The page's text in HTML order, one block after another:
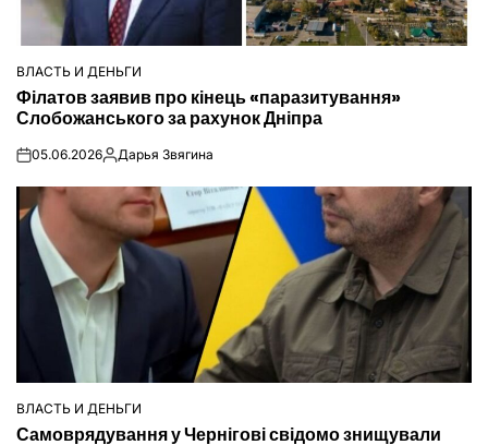
ОПУБЛІКУВАТИ
У
ВЛАСТЬ И ДЕНЬГИ
Філатов заявив про кінець «паразитування»
Слобожанського за рахунок Дніпра
on05.06.2026Опубліковано
Дарья Звягина
ОПУБЛІКУВАТИ
У
ВЛАСТЬ И ДЕНЬГИ
Самоврядування у Чернігові свідомо знищували